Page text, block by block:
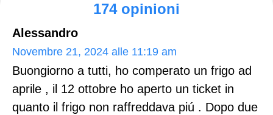
174 opinioni
Alessandro
Novembre 21, 2024 alle 11:19 am
Buongiorno a tutti, ho comperato un frigo ad
aprile , il 12 ottobre ho aperto un ticket in
quanto il frigo non raffreddava piú . Dopo due